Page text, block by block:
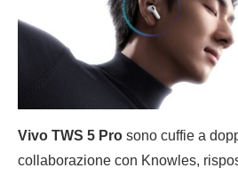
Vivo TWS 5 Pro sono cuffie a
collaborazione con Knowles,